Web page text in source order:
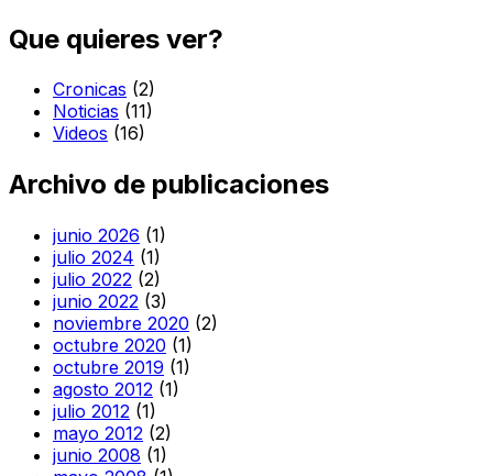
Que quieres ver?
Cronicas (2)
Noticias (11)
Videos (16)
Archivo de publicaciones
junio 2026 (1)
julio 2024 (1)
julio 2022 (2)
junio 2022 (3)
noviembre 2020 (2)
octubre 2020 (1)
octubre 2019 (1)
agosto 2012 (1)
julio 2012 (1)
mayo 2012 (2)
junio 2008 (1)